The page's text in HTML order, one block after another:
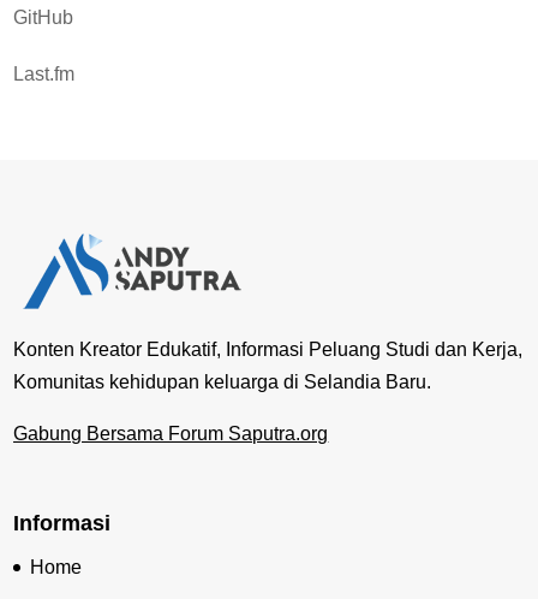
GitHub
Last.fm
Konten Kreator Edukatif, Informasi Peluang Studi dan Kerja,
Komunitas kehidupan keluarga di Selandia Baru.
Gabung Bersama Forum Saputra.org
Informasi
Home